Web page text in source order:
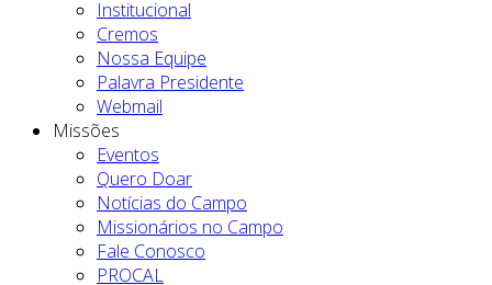
Institucional
Cremos
Nossa Equipe
Palavra Presidente
Webmail
Missões
Eventos
Quero Doar
Notícias do Campo
Missionários no Campo
Fale Conosco
PROCAL